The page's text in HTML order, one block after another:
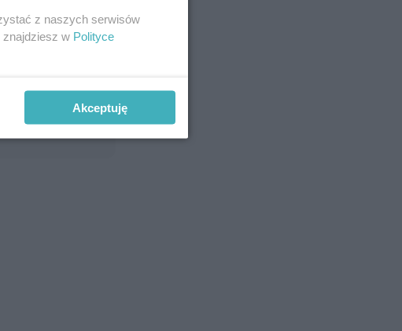
z naszych serwisów
znajdziesz w Polityce
Akceptuję